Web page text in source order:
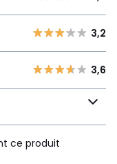
3,2
3,6
des clients
3,2
3,6
ce produit